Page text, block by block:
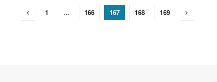
1 … 166 167 168 169